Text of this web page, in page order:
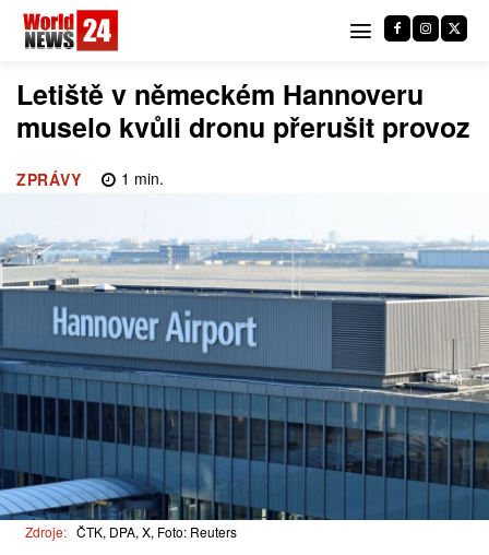
Letiště v německém Hannoveru
muselo kvůli dronu přerušit provoz
ZPRÁVY 1 min.
Zdroje: ČTK, DPA, X, Foto: Reuters